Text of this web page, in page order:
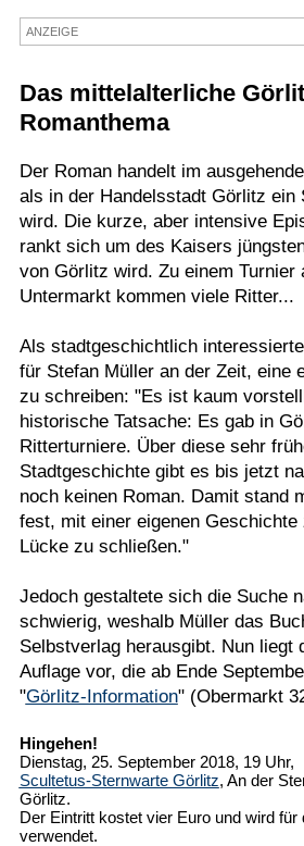
Kultur
Termine
ANZEIGE
Das mittelalterliche
Romanthema
Der Roman handelt im
als in der Handelsstadt Görlitz ein
wird. Die kurze, aber intensive
rankt sich um des Kaisers
von Görlitz wird. Zu einem Turnier
Untermarkt kommen viele Ritter...
Als stadtgeschichtlich
für Stefan Müller an der Zeit, eine
zu schreiben: "Es ist kaum
historische Tatsache: Es gab in
Ritterturniere. Über diese sehr
Stadtgeschichte gibt es bis jetzt
noch keinen Roman. Damit stand
fest, mit einer eigenen
Lücke zu schließen."
Jedoch gestaltete sich die Suche
schwierig, weshalb Müller das
Selbstverlag herausgibt. Nun liegt
Auflage vor, die ab Ende
"Görlitz-Information" (Obermarkt
Hingehen!
Dienstag, 25. September 2018, 19 Uhr,
Scultetus-Sternwarte Görlitz, An der
Görlitz.
Der Eintritt kostet vier Euro und wird für
verwendet.